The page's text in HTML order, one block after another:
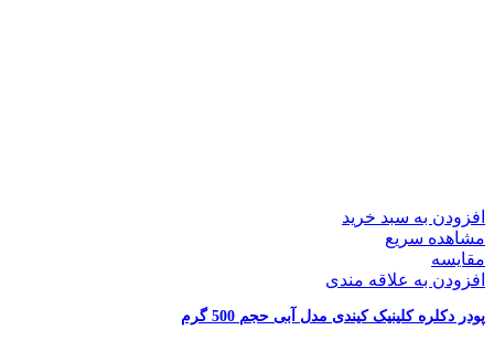
افزودن به سبد خرید
مشاهده سریع
مقایسه
افزودن به علاقه مندی
پودر دکلره کلینیک کیندی مدل آبی حجم 500 گرم